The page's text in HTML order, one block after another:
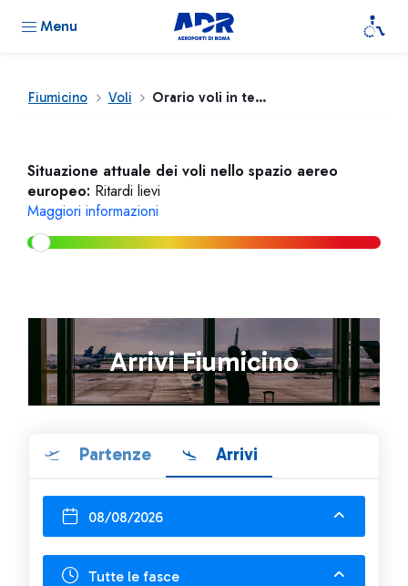
Menu
Fiumicino Voli Orario voli in tempo reale
Situazione attuale dei voli nello spazio aereo
europeo: Ritardi lievi
Maggiori informazioni
Arrivi Fiumicino
Partenze Arrivi
08/08/2026
Tutte le fasce